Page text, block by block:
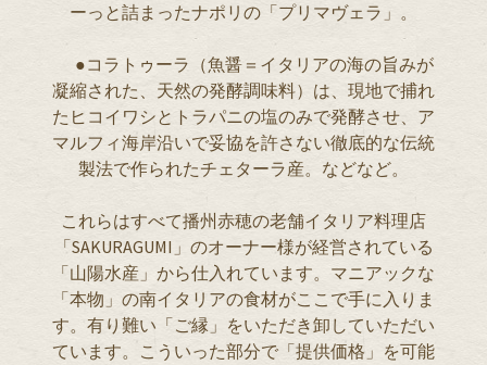
ーっと詰まったナポリの「プリマヴェラ」。
●コラトゥーラ（魚醤＝イタリアの海の旨みが
凝縮された、天然の発酵調味料）は、現地で捕れ
たヒコイワシとトラパニの塩のみで発酵させ、ア
マルフィ海岸沿いで妥協を許さない徹底的な伝統
製法で作られたチェターラ産。などなど。
これらはすべて播州赤穂の老舗イタリア料理店
「SAKURAGUMI」のオーナー様が経営されている
「山陽水産」から仕入れています。マニアックな
「本物」の南イタリアの食材がここで手に入りま
す。有り難い「ご縁」をいただき卸していただい
ています。こういった部分で「提供価格」を可能